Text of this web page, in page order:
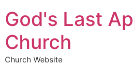
to
content
God's Last
Church
Church Website